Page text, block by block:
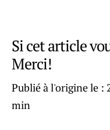
Si cet article
Merci!
Publié à l'origine le :
min